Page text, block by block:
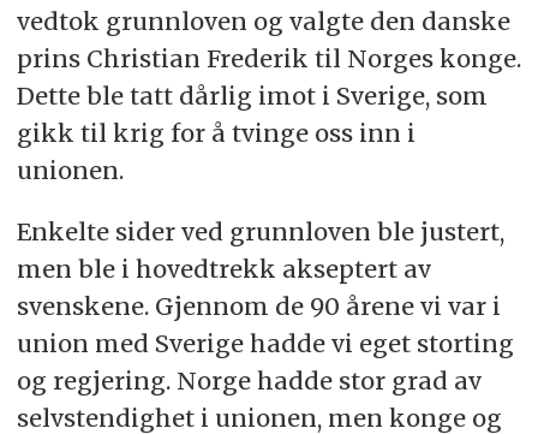
vedtok grunnloven og valgte den danske
prins Christian Frederik til Norges konge.
Dette ble tatt dårlig imot i Sverige, som
gikk til krig for å tvinge oss inn i
unionen.
Enkelte sider ved grunnloven ble justert,
men ble i hovedtrekk akseptert av
svenskene. Gjennom de 90 årene vi var i
union med Sverige hadde vi eget storting
og regjering. Norge hadde stor grad av
selvstendighet i unionen, men konge og